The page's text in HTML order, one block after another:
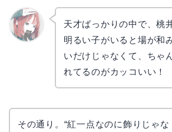
天才ばっかりの中で、桃
明るい子がいると場が和
いだけじゃなくて、ちゃ
れてるのがカッコいい！
その通り。“紅一点なのに飾りじゃな